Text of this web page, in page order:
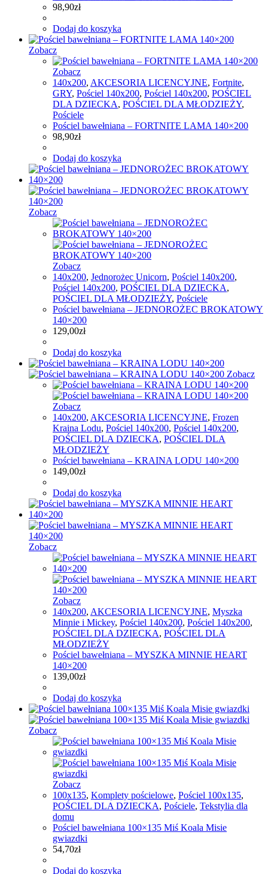
98,90zł
Dodaj do koszyka
Zobacz
Zobacz
140x200, AKCESORIA LICENCYJNE, Fortnite,
GRY, Pościel 140x200, Pościel 140x200, POŚCIEL
DLA DZIECKA, POŚCIEL DLA MŁODZIEŻY,
Pościele
Pościel bawełniana – FORTNITE LAMA 140×200
98,90zł
Dodaj do koszyka
Zobacz
Zobacz
140x200, Jednorożec Unicorn, Pościel 140x200,
Pościel 140x200, POŚCIEL DLA DZIECKA,
POŚCIEL DLA MŁODZIEŻY, Pościele
Pościel bawełniana – JEDNOROŻEC BROKATOWY
140×200
129,00zł
Dodaj do koszyka
Zobacz
Zobacz
140x200, AKCESORIA LICENCYJNE, Frozen
Kraina Lodu, Pościel 140x200, Pościel 140x200,
POŚCIEL DLA DZIECKA, POŚCIEL DLA
MŁODZIEŻY
Pościel bawełniana – KRAINA LODU 140×200
149,00zł
Dodaj do koszyka
Zobacz
Zobacz
140x200, AKCESORIA LICENCYJNE, Myszka
Minnie i Mickey, Pościel 140x200, Pościel 140x200,
POŚCIEL DLA DZIECKA, POŚCIEL DLA
MŁODZIEŻY
Pościel bawełniana – MYSZKA MINNIE HEART
140×200
139,00zł
Dodaj do koszyka
Zobacz
Zobacz
100x135, Komplety pościelowe, Pościel 100x135,
POŚCIEL DLA DZIECKA, Pościele, Tekstylia dla
domu
Pościel bawełniana 100×135 Miś Koala Misie
gwiazdki
54,70zł
Dodaj do koszyka